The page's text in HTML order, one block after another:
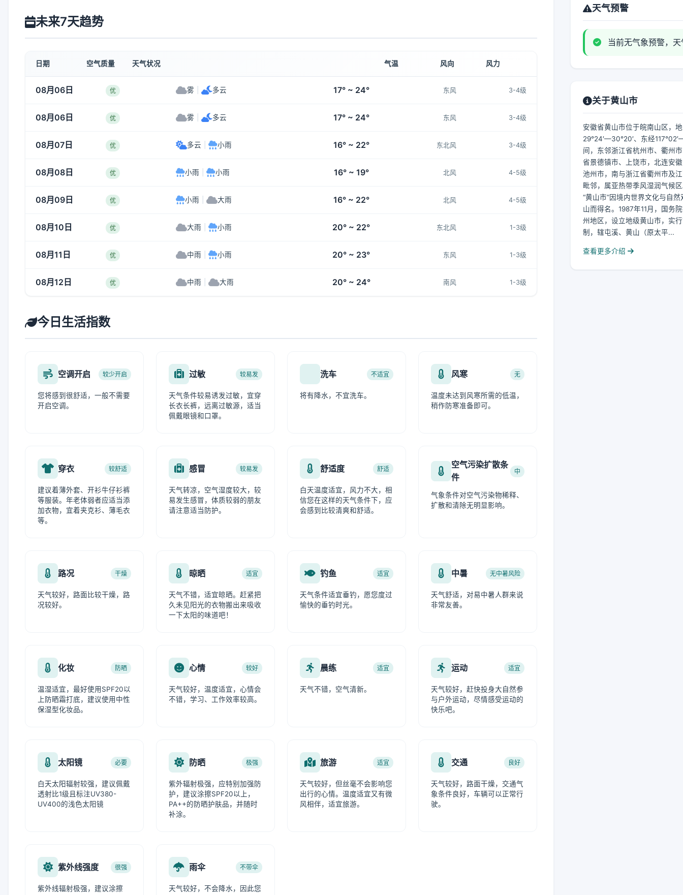
未来7天趋势
日期 空气质量 天气状况 气温 风向 风力
08月06日 优 雾 多云 17° ~ 24° 东风 3-4级
08月06日 优 雾 多云 17° ~ 24° 东风 3-4级
08月07日 优 多云 小雨 16° ~ 22° 东北风 3-4级
08月08日 优 小雨 小雨 16° ~ 19° 北风 4-5级
08月09日 优 小雨 大雨 16° ~ 22° 北风 4-5级
08月10日 优 大雨 小雨 20° ~ 22° 东北风 1-3级
08月11日 优 中雨 小雨 20° ~ 23° 东风 1-3级
08月12日 优 中雨 大雨 20° ~ 24° 南风 1-3级
今日生活指数
空调开启 较少开启
您将感到很舒适，一般不需要
开启空调。
过敏 较易发
天气条件较易诱发过敏，宜穿
长衣长裤，远离过敏源，适当
佩戴眼镜和口罩。
洗车 不适宜
将有降水，不宜洗车。
风寒 无
温度未达到风寒所需的低温，
稍作防寒准备即可。
穿衣 较舒适
建议着薄外套、开衫牛仔衫裤
等服装。年老体弱者应适当添
加衣物，宜着夹克衫、薄毛衣
等。
感冒 较易发
天气转凉，空气湿度较大，较
易发生感冒，体质较弱的朋友
请注意适当防护。
舒适度 舒适
白天温度适宜，风力不大，相
信您在这样的天气条件下，应
会感到比较清爽和舒适。
空气污染扩散条
件
中
气象条件对空气污染物稀释、
扩散和清除无明显影响。
路况 干燥
天气较好，路面比较干燥，路
况较好。
晾晒 适宜
天气不错，适宜晾晒。赶紧把
久未见阳光的衣物搬出来吸收
一下太阳的味道吧！
钓鱼 适宜
天气条件适宜垂钓，愿您度过
愉快的垂钓时光。
中暑 无中暑风险
天气舒适，对易中暑人群来说
非常友善。
化妆 防晒
温湿适宜，最好使用SPF20以
上防晒霜打底，建议使用中性
保湿型化妆品。
心情 较好
天气较好，温度适宜，心情会
不错，学习、工作效率较高。
晨练 适宜
天气不错，空气清新。
运动 适宜
天气较好，赶快投身大自然参
与户外运动，尽情感受运动的
快乐吧。
太阳镜 必要
白天太阳辐射较强，建议佩戴
透射比1级且标注UV380-
UV400的浅色太阳镜
防晒 极强
紫外辐射极强，应特别加强防
护，建议涂擦SPF20以上，
PA++的防晒护肤品，并随时
补涂。
旅游 适宜
天气较好，但丝毫不会影响您
出行的心情。温度适宜又有微
风相伴，适宜旅游。
交通 良好
天气较好，路面干燥，交通气
象条件良好，车辆可以正常行
驶。
紫外线强度 很强
紫外线辐射极强，建议涂擦
雨伞 不带伞
天气较好，不会降水，因此您
天气预警
当前无气象预警，
关于黄山市
安徽省黄山市位于皖南山区，
29°24′—30°20′、东经
间，东邻浙江省杭州市、衢州
省景德镇市、上饶市，北连安
池州市，南与浙江省衢州市及
毗邻，属亚热带季风湿润气候
“黄山市”因境内世界文化与自
山而得名。1987年11月，国务
州地区，设立地级黄山市，实
制，辖屯溪、黄山（原太平...
查看更多介绍